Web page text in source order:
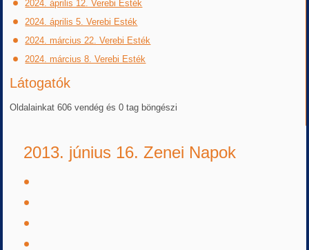
2024. április 12. Verebi Esték
2024. április 5. Verebi Esték
2024. március 22. Verebi Esték
2024. március 8. Verebi Esték
Látogatók
Oldalainkat 606 vendég és 0 tag böngészi
2013. június 16. Zenei Napok